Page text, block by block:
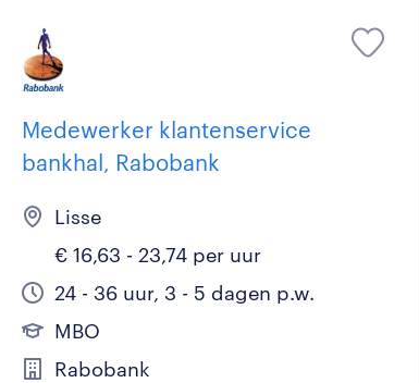
werken?
Beveiliging
Chauffeurs
Financieel
Industrieel / Productie
Management / Leidinggevend
Geen 0
LBO, MAVO, VMBO
Master 0
WO 0
werken?
9 - 16 uur 0
33 - 36 uur
jij willen?
Tijdelijk 0
Medewerker klantenservice
bankhal, Rabobank
Lisse
€ 16,63 - 23,74 per uur
24 - 36 uur, 3 - 5 dagen p.w.
MBO
Rabobank